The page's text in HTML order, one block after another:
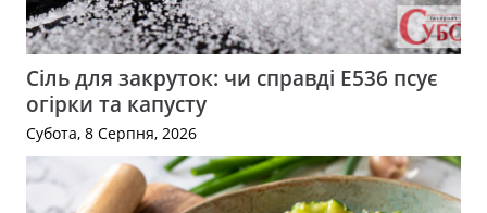
Сіль для закруток: чи справді Е536 псує
огірки та капусту
Субота, 8 Серпня, 2026